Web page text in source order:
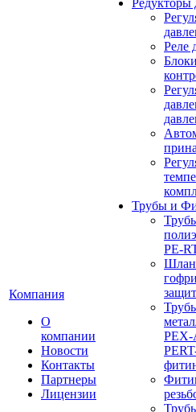
Компания
О
компании
Новости
Контакты
Партнеры
Лицензии
Редукторы
Реле
Трубы и
PE-